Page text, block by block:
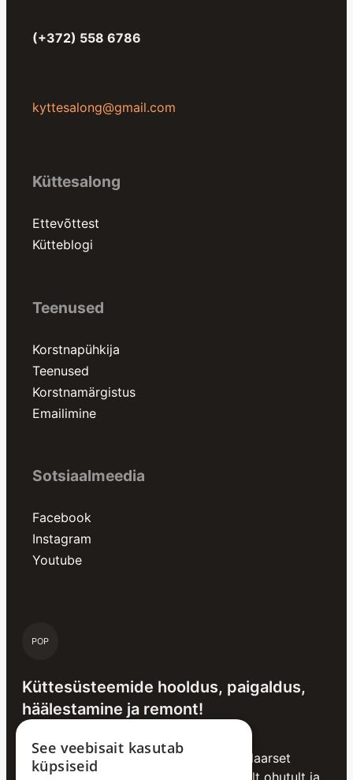
(+372) 558 6786
kyttesalong@gmail.com
Küttesalong
Ettevõttest
Kütteblogi
Teenused
Korstnapühkija
Teenused
Korstnamärgistus
Emailimine
Sotsiaalmeedia
Facebook
Instagram
Youtube
POP
Küttesüsteemide hooldus, paigaldus,
häälestamine ja remont!
Erinevad küttesüsteemid vajavad regulaarset
hooldust, et kütmine toimiks võimalikult ohutult ja
See veebisait kasutab
küpsiseid